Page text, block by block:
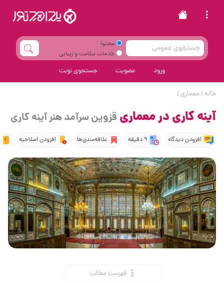
محتوا
خدمات سلامت و زیبایی
ورود عضویت جستجوی نوبت
خانه | معماری |
آینه کاری در معماری قزوین سرآمد هنر آینه کاری
افزودن دیدگاه 9 دقیقه علاقه‌مندی‌ها افزودن اصلاحیه
فهرست مطالب